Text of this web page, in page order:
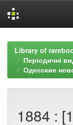
navigationLibrary of
Періодичні
Одесские
1884 :